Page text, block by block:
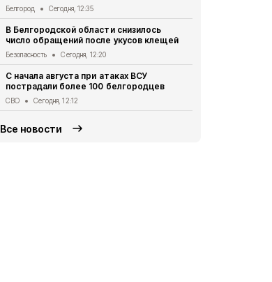
Белгород Сегодня, 12:35
В Белгородской области снизилось
число обращений после укусов клещей
Безопасность Сегодня, 12:20
С начала августа при атаках ВСУ
пострадали более 100 белгородцев
СВО Сегодня, 12:12
Все новости